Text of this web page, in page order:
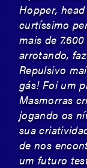
Hopper,
curtíssimo
mais de
arrotando,
Repulsivo
gás! Foi um
Masmorras
jogando os
sua
de nos
um futuro